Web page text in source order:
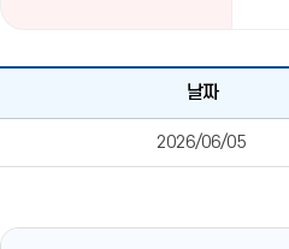
테이블
날짜
2026/06/05